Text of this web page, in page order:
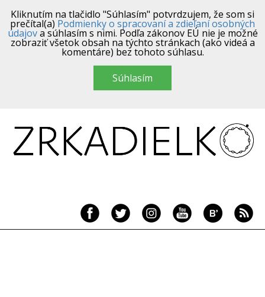
Kliknutím na tlačidlo "Súhlasím" potvrdzujem, že som si
prečítal(a) Podmienky o spracovaní a zdieľaní osobných
údajova súhlasím s nimi. Podľa zákonov EÚ nie je možné
zobraziť všetok obsah na týchto stránkach (ako videá a
komentáre) bez tohoto súhlasu.
Súhlasím